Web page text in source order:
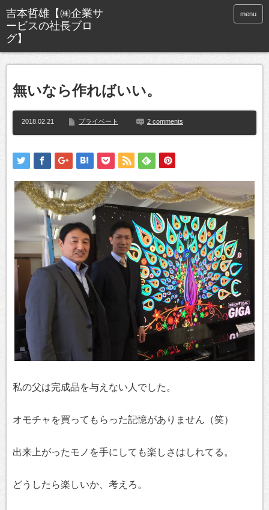
menu
無いなら作ればいい。
2018.02.21 プライベート 2 comments
私の父は完成品を与えない人でした。
オモチャを買ってもらった記憶がありません（笑）
出来上がったモノを手にしても楽しさはしれてる。
どうしたら楽しいか、考えろ。